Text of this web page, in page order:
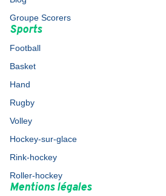
Groupe Scorers
Sports
Football
Basket
Hand
Rugby
Volley
Hockey-sur-glace
Rink-hockey
Roller-hockey
Mentions légales